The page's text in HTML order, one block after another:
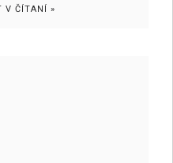
V ČÍTANÍ »